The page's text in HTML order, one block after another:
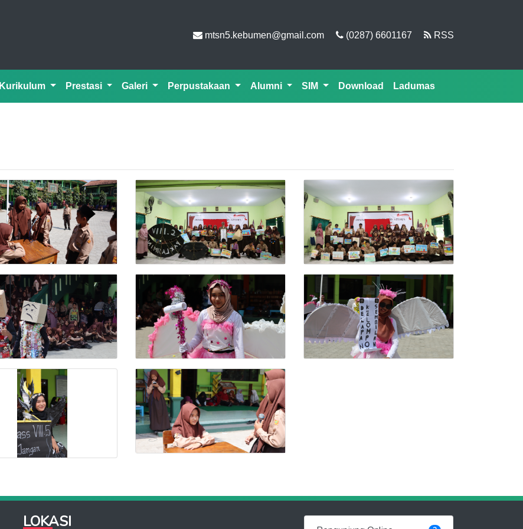
mtsn5.kebumen@gmail.com (0287) 6601167 RSS
Kurikulum Prestasi Galeri Perpustakaan Alumni SIM Download Ladumas
LOKASI